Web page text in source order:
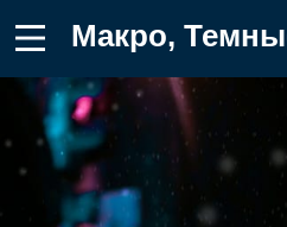
Макро, Темные, Блики,